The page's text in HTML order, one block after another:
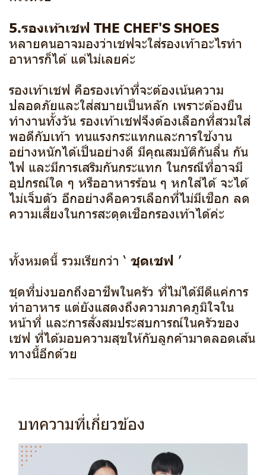
5.รองเท้าเชฟ THE CHEF'S SHOES
หลายคนอาจมองว่าเชฟจะใส่รองเท้าอะไรทำ
อาหารก็ได้ แต่ไม่เลยค่ะ
รองเท้าเชฟ คือรองเท้าที่จะต้องเน้นความ
ปลอดภัยและใส่สบายเป็นหลัก เพราะต้องยืน
ทำงานทั้งวัน รองเท้าเชฟจึงต้องเลือกที่สวมใส่
พอดีกับเท้า ทนแรงกระแทกและการใช้งาน
อย่างหนักได้เป็นอย่างดี มีคุณสมบัติกันลื่น กัน
ไฟ และมีการเสริมกันกระแทก ในกรณีที่อาจมี
อุปกรณ์ใด ๆ หรืออาหารร้อน ๆ หกใส่ได้ จะได้
ไม่เจ็บตัว อีกอย่างคือควรเลือกที่ไม่มีเชือก ลด
ความเสี่ยงในการสะดุดเชือกรองเท้าได้ค่ะ
ทั้งหมดนี้ รวมเรียกว่า ‘ ชุดเชฟ ’
ชุดที่บ่งบอกถึงอาชีพในครัว ที่ไม่ได้มีดีแค่การ
ทำอาหาร แต่ยังแสดงถึงความภาคภูมิใจใน
หน้าที่ และการสั่งสมประสบการณ์ในครัวของ
เชฟ ที่ได้มอบความสุขให้กับลูกค้ามาตลอดเส้น
ทางนี้อีกด้วย
บทความที่เกี่ยวข้อง